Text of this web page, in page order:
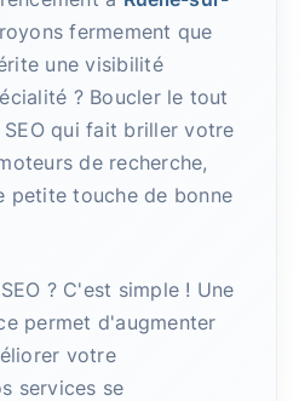
fermement que
une visibilité
? Boucler le tout
qui fait briller votre
de recherche,
petite touche de bonne
? C'est simple ! Une
permet d'augmenter
votre
services se